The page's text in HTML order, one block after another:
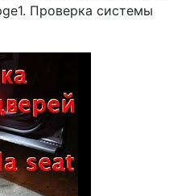
Проверка системы